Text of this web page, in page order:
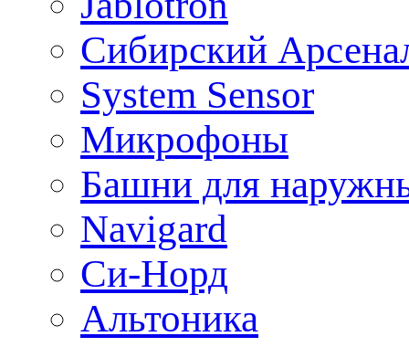
Сибирский
System Sensor
Микрофоны
Башни для
Navigard
Си-Норд
Альтоника